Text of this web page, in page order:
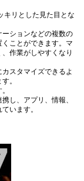
キリとした見た目とな
ションなどの複数の
ことができます。マ
作業がしやすくなり
スタマイズできるよ
。
し、アプリ、情報、
います。